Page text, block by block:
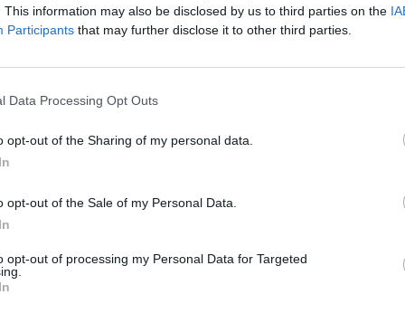
This information may also be disclosed by us to third parties on the
Participants that may further disclose it to other third parties.
Data Processing Opt Outs
opt-out of the Sharing of my personal data.
opt-out of the Sale of my Personal Data.
opt-out of processing my Personal Data for Targeted
Scanzi picchia duro sul
governo Meloni:
“Migranti? Forti criticità”